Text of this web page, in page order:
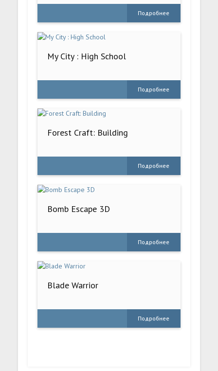
Подробнее
My City : High School
Подробнее
Forest Craft: Building
Подробнее
Bomb Escape 3D
Подробнее
Blade Warrior
Подробнее